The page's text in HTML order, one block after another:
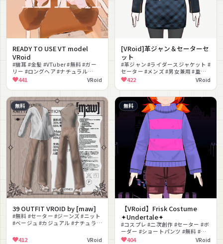
READY TO USE VT model
VRoid
#猫耳 #金髪 #VTuber #無料 #ガー
リー #ロングヘア #ナチュラル
#VRoid #アニメ #VRChat
441 VRoid
[VRoid]革ジャン＆セーターセ
ット
#革ジャン #ライダースジャケット #
セーター #メンズ #男女兼用 #重ね
着 #マフラー #ネックレス #カジュ
422 VRoid
無料
39 OUTFIT VROID by [maw]
#無料 #セーター #ジーンズ #ニット
#ベージュ #カジュアル #ナチュラル
412 VRoid
無料
【VRoid】Frisk Costume
✦Undertale✦
#コスプレ #二次創作 #セーター #ボ
ーダー #ショートパンツ #無料 #カ
ジュアル #ピンク #ゲーム #テクス
404 VRoid